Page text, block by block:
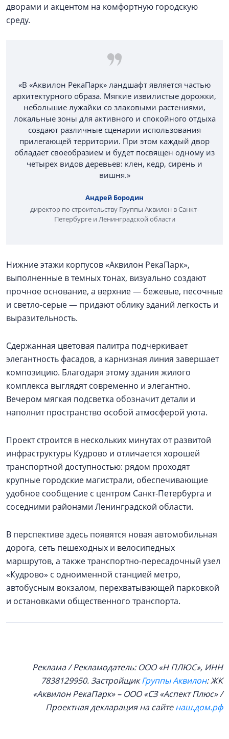
дворами и акцентом на комфортную городскую
среду.
«В «Аквилон РекаПарк» ландшафт является частью
архитектурного образа. Мягкие извилистые дорожки,
небольшие лужайки со злаковыми растениями,
локальные зоны для активного и спокойного отдыха
создают различные сценарии использования
прилегающей территории. При этом каждый двор
обладает своеобразием и будет посвящен одному из
четырех видов деревьев: клен, кедр, сирень и
вишня.»
Андрей Бородин
директор по строительству Группы Аквилон в Санкт-
Петербурге и Ленинградской области
Нижние этажи корпусов «Аквилон РекаПарк»,
выполненные в темных тонах, визуально создают
прочное основание, а верхние — бежевые, песочные
и светло-серые — придают облику зданий легкость и
выразительность.
Сдержанная цветовая палитра подчеркивает
элегантность фасадов, а карнизная линия завершает
композицию. Благодаря этому здания жилого
комплекса выглядят современно и элегантно.
Вечером мягкая подсветка обозначит детали и
наполнит пространство особой атмосферой уюта.
Проект строится в нескольких минутах от развитой
инфраструктуры Кудрово и отличается хорошей
транспортной доступностью: рядом проходят
крупные городские магистрали, обеспечивающие
удобное сообщение с центром Санкт-Петербурга и
соседними районами Ленинградской области.
В перспективе здесь появятся новая автомобильная
дорога, сеть пешеходных и велосипедных
маршрутов, а также транспортно-пересадочный узел
«Кудрово» с одноименной станцией метро,
автобусным вокзалом, перехватывающей парковкой
и остановками общественного транспорта.
Реклама / Рекламодатель: ООО «Н ПЛЮС», ИНН
7838129950. ЗастройщикГруппы Аквилон: ЖК
«Аквилон РекаПарк» – ООО «СЗ «Аспект Плюс» /
Проектная декларация на сайтенаш.дом.рф